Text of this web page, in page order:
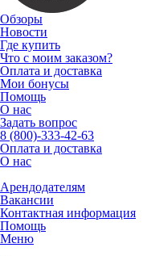
Обзоры
Новости
Где купить
Что с моим заказом?
Оплата и доставка
Мои бонусы
Помощь
О нас
Задать вопрос
8 (800)-333-42-63
Оплата и доставка
О нас
Арендодателям
Вакансии
Контактная информация
Помощь
Меню